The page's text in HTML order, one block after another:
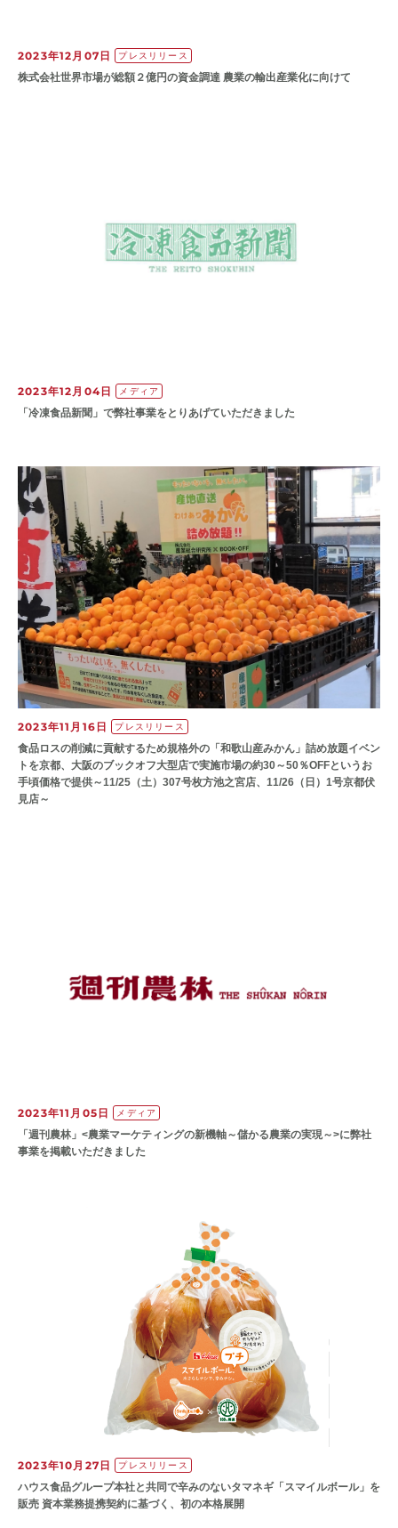
2023年12月07日 プレスリリース
株式会社世界市場が総額２億円の資金調達 農業の輸出産業化に向けて
2023年12月04日 メディア
「冷凍食品新聞」で弊社事業をとりあげていただきました
2023年11月16日 プレスリリース
食品ロスの削減に貢献するため規格外の「和歌山産みかん」詰め放題イベン
トを京都、大阪のブックオフ大型店で実施市場の約30～50％OFFというお
手頃価格で提供～11/25（土）307号枚方池之宮店、11/26（日）1号京都伏
見店～
2023年11月05日 メディア
「週刊農林」<農業マーケティングの新機軸～儲かる農業の実現～>に弊社
事業を掲載いただきました
2023年10月27日 プレスリリース
ハウス食品グループ本社と共同で辛みのないタマネギ「スマイルボール」を
販売 資本業務提携契約に基づく、初の本格展開